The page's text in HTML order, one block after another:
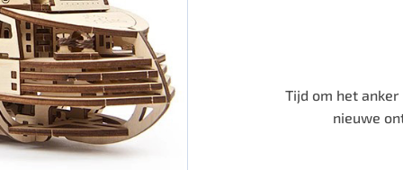
Tijd om het
nieuwe